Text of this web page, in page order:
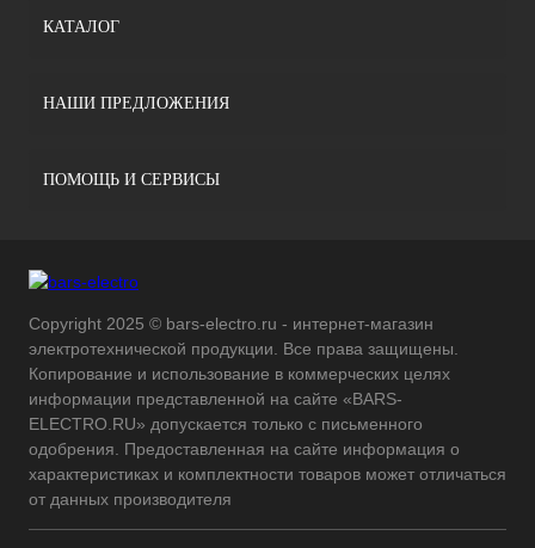
КАТАЛОГ
НАШИ ПРЕДЛОЖЕНИЯ
ПОМОЩЬ И СЕРВИСЫ
Copyright 2025 © bars-electro.ru - интернет-магазин
электротехнической продукции. Все права защищены.
Копирование и использование в коммерческих целях
информации представленной на сайте «BARS-
ELECTRO.RU» допускается только с письменного
одобрения. Предоставленная на сайте информация о
характеристиках и комплектности товаров может отличаться
от данных производителя